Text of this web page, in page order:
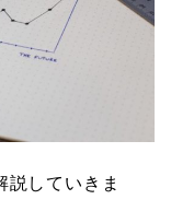
説していきま